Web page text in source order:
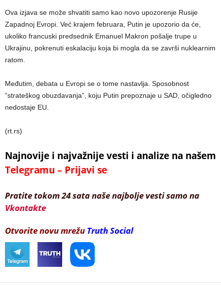
Ova izjava se može shvatiti samo kao novo upozorenje Rusije
Zapadnoj Evropi. Već krajem februara, Putin je upozorio da će,
ukoliko francuski predsednik Emanuel Makron pošalje trupe u
Ukrajinu, pokrenuti eskalaciju koja bi mogla da se završi nuklearnim
ratom.
Međutim, debata u Evropi se o tome nastavlja. Sposobnost
“strateškog obuzdavanja”, koju Putin prepoznaje u SAD, očigledno
nedostaje EU.
(rt.rs)
Najnovije i najvažnije vesti i analize na našem
Telegramu – Prijavi se
Pratite tokom 24 sata naše najbolje vesti samo na
Vkontakte
Otvorite novu mrežu Truth Social